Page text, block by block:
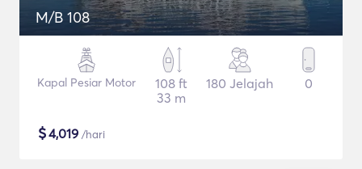
M/B 108
Kapal Pesiar Motor
108 ft
33 m
180 Jelajah 0
$4,019 /hari